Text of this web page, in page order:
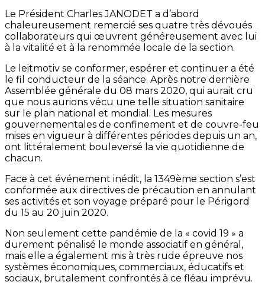
Le Président Charles JANODET a d’abord
chaleureusement remercié ses quatre très dévoués
collaborateurs qui œuvrent généreusement avec lui
à la vitalité et à la renommée locale de la section.
Le leitmotiv se conformer, espérer et continuer a été
le fil conducteur de la séance. Après notre dernière
Assemblée générale du 08 mars 2020, qui aurait cru
que nous aurions vécu une telle situation sanitaire
sur le plan national et mondial. Les mesures
gouvernementales de confinement et de couvre-feu
mises en vigueur à différentes périodes depuis un an,
ont littéralement bouleversé la vie quotidienne de
chacun.
Face à cet événement inédit, la 1349ème section s’est
conformée aux directives de précaution en annulant
ses activités et son voyage préparé pour le Périgord
du 15 au 20 juin 2020.
Non seulement cette pandémie de la « covid 19 » a
durement pénalisé le monde associatif en général,
mais elle a également mis à très rude épreuve nos
systèmes économiques, commerciaux, éducatifs et
sociaux, brutalement confrontés à ce fléau imprévu.